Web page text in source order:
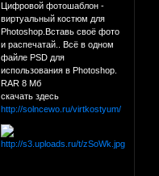
Цифровой фотошаблон -
виртуальный костюм для
Photoshop.Вставь своё фото
и распечатай.. Всё в одном
файле PSD для
использования в Photoshop.
RAR 8 Мб
скачать здесь
http://solncewo.ru/virtkostyum/